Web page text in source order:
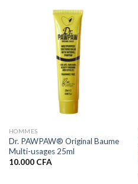
HOMMES
Dr. PAWPAW® Original Baume
Multi-usages 25ml
10.000 CFA